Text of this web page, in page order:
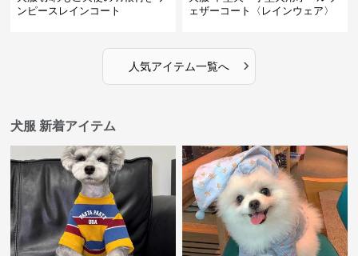
ンピースレインコート
ェザーコート〈レインウェア〉
人気アイテム一覧へ ›
犬服 新着アイテム